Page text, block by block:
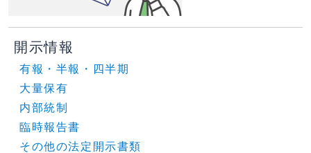
開示情報
有報・半報・四半期
大量保有
内部統制
臨時報告書
その他の法定開示書類